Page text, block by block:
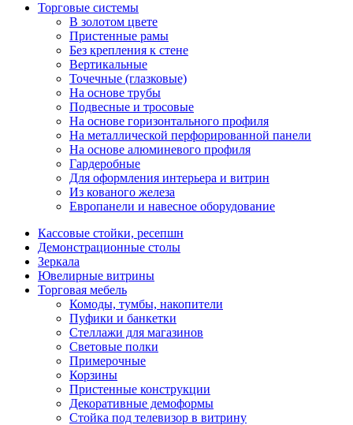
Торговые системы
В золотом цвете
Пристенные рамы
Без крепления к стене
Вертикальные
Точечные (глазковые)
На основе трубы
Подвесные и тросовые
На основе горизонтального профиля
На металлической перфорированной панели
На основе алюминевого профиля
Гардеробные
Для оформления интерьера и витрин
Из кованого железа
Европанели и навесное оборудование
Кассовые стойки, ресепшн
Демонстрационные столы
Зеркала
Ювелирные витрины
Торговая мебель
Комоды, тумбы, накопители
Пуфики и банкетки
Стеллажи для магазинов
Световые полки
Примерочные
Корзины
Пристенные конструкции
Декоративные демоформы
Стойка под телевизор в витрину